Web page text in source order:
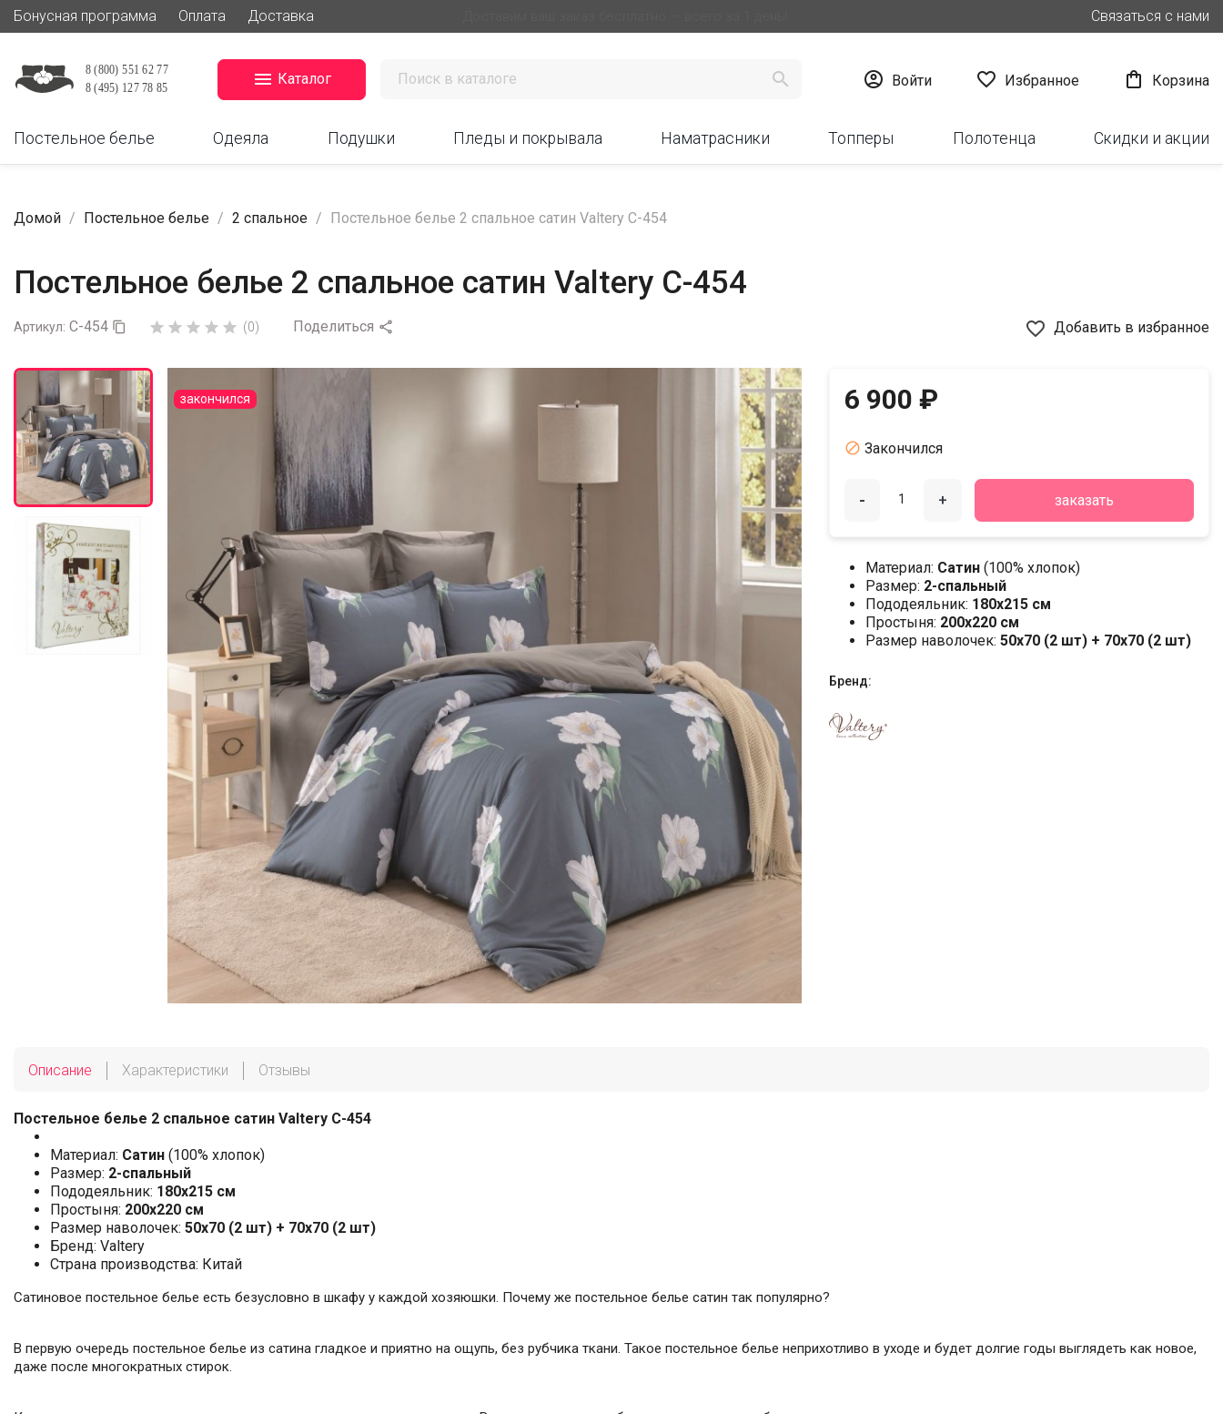
Бонусная программа Оплата Доставка Связаться с нами
 Каталог   Войти  Избранное  Корзина
Постельное белье Одеяла Подушки Пледы и покрывала Наматрасники Топперы Полотенца Скидки и акции
Домой Постельное белье 2 спальное Постельное белье 2 спальное сатин Valtery C-454
Постельное белье 2 спальное сатин Valtery C-454
Артикул: C-454       (0) Поделиться  favorite_border Добавить в избранное
закончился 6 900 ₽
 Закончился
- + заказать
Материал: Сатин (100% хлопок)
Размер: 2-спальный
Пододеяльник: 180х215 см
Простыня: 200х220 см
Размер наволочек: 50x70 (2 шт) + 70x70 (2 шт)
Бренд:
Описание Характеристики Отзывы
Постельное белье 2 спальное сатин Valtery C-454
Материал: Сатин (100% хлопок)
Размер: 2-спальный
Пододеяльник: 180х215 см
Простыня: 200х220 см
Размер наволочек: 50x70 (2 шт) + 70x70 (2 шт)
Бренд: Valtery
Страна производства: Китай
Сатиновое постельное белье есть безусловно в шкафу у каждой хозяюшки. Почему же постельное белье сатин так популярно?
В первую очередь постельное белье из сатина гладкое и приятно на ощупь, без рубчика ткани. Такое постельное белье неприхотливо в уходе и будет долгие годы выглядеть как новое,
даже после многократных стирок.